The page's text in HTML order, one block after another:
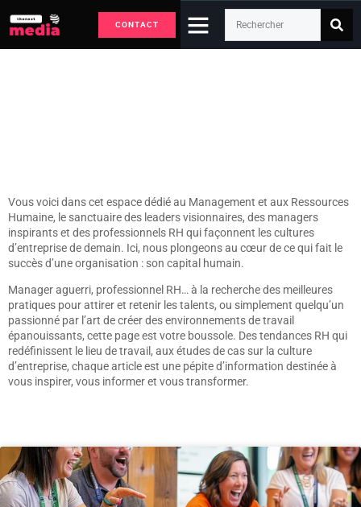
CONTACT
Vous voici dans cet espace dédié au Management et aux Ressources
Humaine, le sanctuaire des leaders visionnaires, des managers
inspirants et des professionnels RH qui façonnent les cultures
d’entreprise de demain. Ici, nous plongeons au cœur de ce qui fait le
succès d’une organisation : son capital humain.
Manager aguerri, professionnel RH… à la recherche des meilleures
pratiques pour attirer et retenir les talents, ou simplement quelqu’un
passionné par l’art de créer des environnements de travail
épanouissants, cette page est votre boussole. Des tendances RH qui
redéfinissent le lieu de travail, aux études de cas sur la culture
d’entreprise, chaque article est une pépite d’information destinée à
vous inspirer, vous informer et vous transformer.